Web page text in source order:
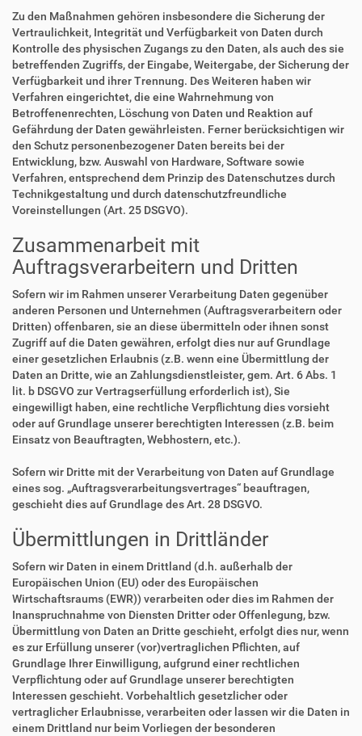
Zu den Maßnahmen gehören insbesondere die Sicherung der
Vertraulichkeit, Integrität und Verfügbarkeit von Daten durch
Kontrolle des physischen Zugangs zu den Daten, als auch des sie
betreffenden Zugriffs, der Eingabe, Weitergabe, der Sicherung der
Verfügbarkeit und ihrer Trennung. Des Weiteren haben wir
Verfahren eingerichtet, die eine Wahrnehmung von
Betroffenenrechten, Löschung von Daten und Reaktion auf
Gefährdung der Daten gewährleisten. Ferner berücksichtigen wir
den Schutz personenbezogener Daten bereits bei der
Entwicklung, bzw. Auswahl von Hardware, Software sowie
Verfahren, entsprechend dem Prinzip des Datenschutzes durch
Technikgestaltung und durch datenschutzfreundliche
Voreinstellungen (Art. 25 DSGVO).
Zusammenarbeit mit
Auftragsverarbeitern und Dritten
Sofern wir im Rahmen unserer Verarbeitung Daten gegenüber
anderen Personen und Unternehmen (Auftragsverarbeitern oder
Dritten) offenbaren, sie an diese übermitteln oder ihnen sonst
Zugriff auf die Daten gewähren, erfolgt dies nur auf Grundlage
einer gesetzlichen Erlaubnis (z.B. wenn eine Übermittlung der
Daten an Dritte, wie an Zahlungsdienstleister, gem. Art. 6 Abs. 1
lit. b DSGVO zur Vertragserfüllung erforderlich ist), Sie
eingewilligt haben, eine rechtliche Verpflichtung dies vorsieht
oder auf Grundlage unserer berechtigten Interessen (z.B. beim
Einsatz von Beauftragten, Webhostern, etc.).
Sofern wir Dritte mit der Verarbeitung von Daten auf Grundlage
eines sog. „Auftragsverarbeitungsvertrages“ beauftragen,
geschieht dies auf Grundlage des Art. 28 DSGVO.
Übermittlungen in Drittländer
Sofern wir Daten in einem Drittland (d.h. außerhalb der
Europäischen Union (EU) oder des Europäischen
Wirtschaftsraums (EWR)) verarbeiten oder dies im Rahmen der
Inanspruchnahme von Diensten Dritter oder Offenlegung, bzw.
Übermittlung von Daten an Dritte geschieht, erfolgt dies nur, wenn
es zur Erfüllung unserer (vor)vertraglichen Pflichten, auf
Grundlage Ihrer Einwilligung, aufgrund einer rechtlichen
Verpflichtung oder auf Grundlage unserer berechtigten
Interessen geschieht. Vorbehaltlich gesetzlicher oder
vertraglicher Erlaubnisse, verarbeiten oder lassen wir die Daten in
einem Drittland nur beim Vorliegen der besonderen